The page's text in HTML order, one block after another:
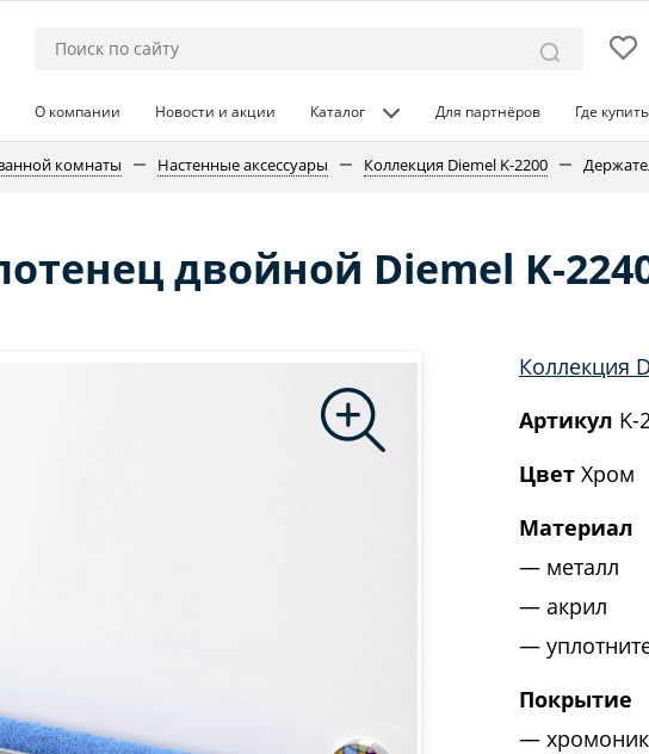
О компании Новости и акции Каталог Для партнёров Где
комнаты Настенные аксессуары Коллекция Diemel K-2200
двойной Diemel K-
Коллекция
Артикул K-
Цвет Хром
Материал
металл
акрил
Покрытие